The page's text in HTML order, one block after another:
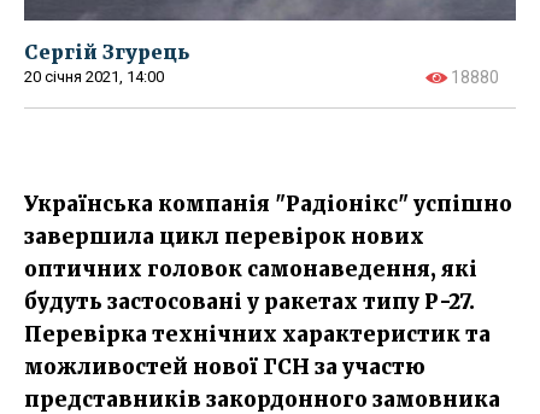
Сергій Згурець
20 січня 2021, 14:00 18880
Українська компанія "Радіонікс" успішно
завершила цикл перевірок нових
оптичних головок самонаведення, які
будуть застосовані у ракетах типу Р-27.
Перевірка технічних характеристик та
можливостей нової ГСН за участю
представників закордонного замовника